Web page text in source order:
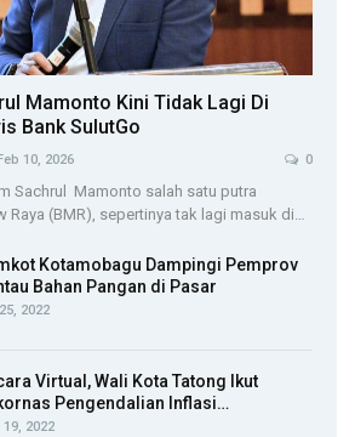
Mamonto Kini Tidak Lagi Di
Bank SulutGo
10, 2026 0
Sachrul Mamonto salah satu putra
(BMR), sepertinya tak lagi masuk di…
Kotamobagu Dampingi Pemprov
Bahan Pangan di Pasar
2022
Virtual, Wali Kota Tatong Ikut
Pengendalian Inflasi…
2022